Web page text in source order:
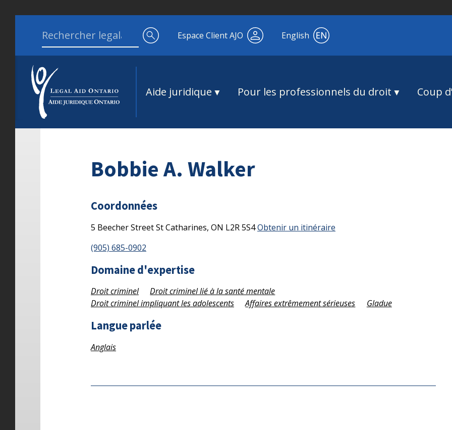
Search for:
Espace Client AJO English
Aide juridique Pour les professionnels du droit Coup
Bobbie A. Walker
Coordonnées
5 Beecher StreetSt Catharines, ON L2R 5S4Obtenir un itinéraire
(905) 685-0902
Domaine d'expertise
Droit criminel
Droit criminel lié à la santé mentale
Droit criminel impliquant les adolescents
Affaires extrêmement sérieuses Gladue
Langue parlée
Anglais